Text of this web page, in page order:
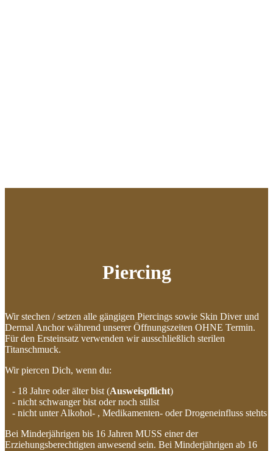
Piercing
Wir stechen / setzen alle gängigen Piercings sowie Skin Diver und
Dermal Anchor während unserer Öffnungszeiten OHNE Termin.
Für den Ersteinsatz verwenden wir ausschließlich sterilen
Titanschmuck.
Wir piercen Dich, wenn du:
- 18 Jahre oder älter bist (Ausweispflicht)
- nicht schwanger bist oder noch stillst
- nicht unter Alkohol- , Medikamenten- oder Drogeneinfluss stehts
Bei Minderjährigen bis 16 Jahren MUSS einer der
Erziehungsberechtigten anwesend sein. Bei Minderjährigen ab 16